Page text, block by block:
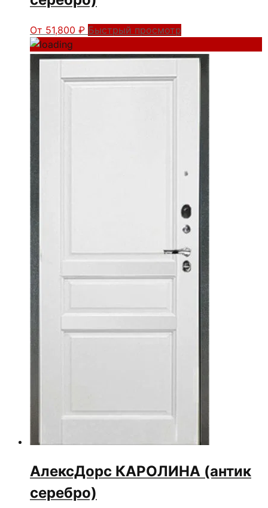
От 51,800 ₽ Быстрый просмотр
АлексДорс КАРОЛИНА (антик
серебро)